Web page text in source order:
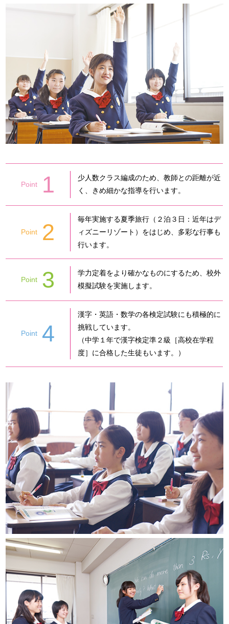
Point 1
少人数クラス編成のため、教師との距離が近
く、きめ細かな指導を行います。
Point 2
毎年実施する夏季旅行（２泊３日：近年はデ
ィズニーリゾート）をはじめ、多彩な行事も
行います。
Point 3
学力定着をより確かなものにするため、校外
模擬試験を実施します。
Point 4
漢字・英語・数学の各検定試験にも積極的に
挑戦しています。
（中学１年で漢字検定準２級［高校在学程
度］に合格した生徒もいます。）